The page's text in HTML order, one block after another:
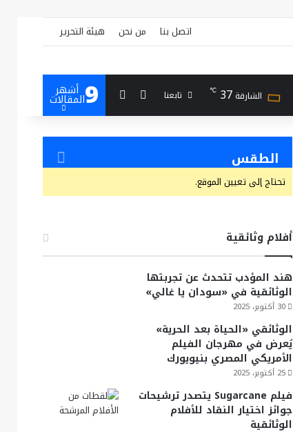
اتصل بنا من نحن هيئة التحرير
الشارقة 37
℃ تابعنا إضافة عمود جانبي
بحث عن
9 أشهر
المقالات
الطقس
تحتاج إلى تعيين الموقع.
أفلام وثائقية
هند المؤدب تتحدث عن تجربتها
الوثائقية في «سودان يا غالي»
30 أكتوبر، 2025
الوثائقي «الحياة بعد الحرية»
يُعرض في مهرجان الفيلم
الأمريكي المصري بنيويورك
25 أكتوبر، 2025
فيلم Sugarcane يتصدر ترشيحات
جوائز اختيار النقاد للأفلام
الوثائقية